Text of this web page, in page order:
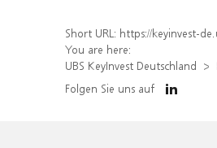
Short URL: https://keyinvest-de.ubs.com/produkt/
You are here:
UBS KeyInvest Deutschland
Folgen Sie uns auf